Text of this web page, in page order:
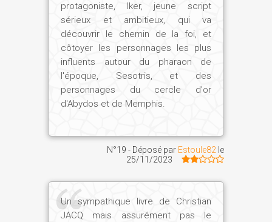
Sans vouloir donner au lecteur la ou les
solutions des multiples énigmes de cette
histoire – qui ne fait que commencer ! –,
parlez-nous tout d'abord de l'époque à
laquelle se passe votre roman. Comment
se portait cette Egypte du Moyen Empire
L'Ancien Empire, l'époque de la
termine par une crise dont les causes,
probablement climatiques, demeurent
énigmatiques. Après une période
protagoniste, Iker, jeune script
sérieux et ambitieux, qui va
découvrir le chemin de la foi, et
côtoyer les personnages les plus
influents autour du pharaon de
l'époque, Sesotris, et des
personnages du cercle d'or
d'Abydos et de Memphis.
N°19 - Déposé par Estoule82 le
25/11/2023
Un sympathique livre de Christian
JACQ mais assurément pas le